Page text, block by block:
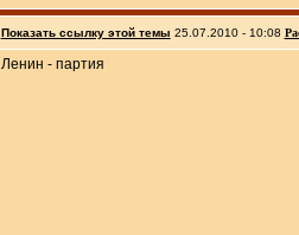
Показать ссылку этой темы 25.07.2010 - 10:08
Ленин - партия